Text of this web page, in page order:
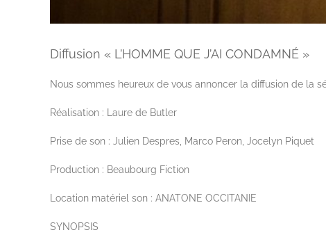
Diffusion « L’HOMME QUE J’AI CONDAMNÉ »
Nous sommes heureux de vous annoncer la diffusion de la
Réalisation : Laure de Butler
Prise de son : Julien Despres, Marco Peron, Jocelyn Piquet
Production : Beaubourg Fiction
Location matériel son : ANATONE OCCITANIE
SYNOPSIS